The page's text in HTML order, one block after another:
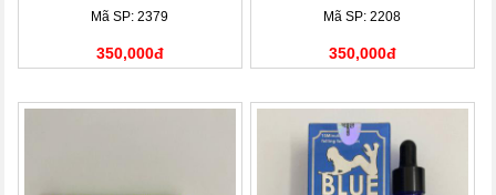
Mã SP: 2379
350,000đ
Mã SP: 2208
350,000đ